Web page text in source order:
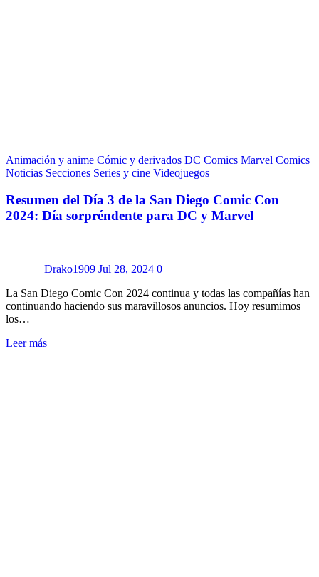
Animación y anime Cómic y derivados DC Comics Marvel Comics
Noticias Secciones Series y cine Videojuegos
Resumen del Día 3 de la San Diego Comic Con
2024: Día sorpréndente para DC y Marvel
Drako1909 Jul 28, 2024 0
La San Diego Comic Con 2024 continua y todas las compañías han
continuando haciendo sus maravillosos anuncios. Hoy resumimos
los…
Leer más